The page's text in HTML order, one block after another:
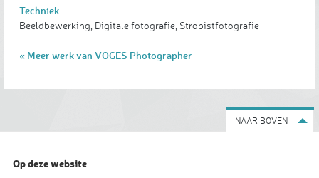
Techniek
Beeldbewerking, Digitale fotografie, Strobistfotografie
« Meer werk van VOGES Photographer
NAAR BOVEN
Op deze website